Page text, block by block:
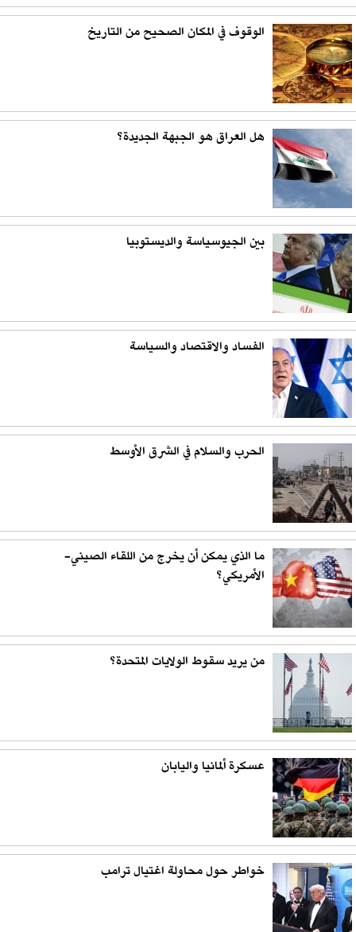
الوقوف في المكان الصحيح من التاريخ
هل العراق هو الجبهة الجديدة؟
بين الجيوسياسة والديستوبيا
الفساد والاقتصاد والسياسة
الحرب والسلام في الشرق الأوسط
ما الذي يمكن أن يخرج من اللقاء الصيني-
الأمريكي؟
من يريد سقوط الولايات المتحدة؟
عسكرة ألمانيا واليابان
خواطر حول محاولة اغتيال ترامب